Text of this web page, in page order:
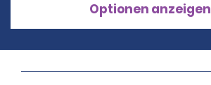
Optionen anzeigen